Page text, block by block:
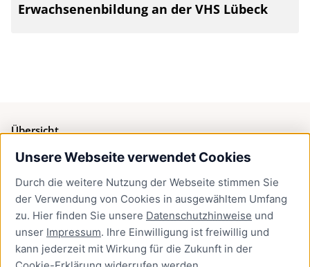
Unsere Webseite verwendet Cookies
Durch die weitere Nutzung der Webseite stimmen Sie
der Verwendung von Cookies in ausgewähltem Umfang
zu. Hier finden Sie unsere Datenschutzhinweise und
unser Impressum. Ihre Einwilligung ist freiwillig und
kann jederzeit mit Wirkung für die Zukunft in der
Erwachsenenbildung an der VHS Lübeck
Übersicht
Bürgerservice
Presse
Newsletter Lübeck:kompakt
Kontakt